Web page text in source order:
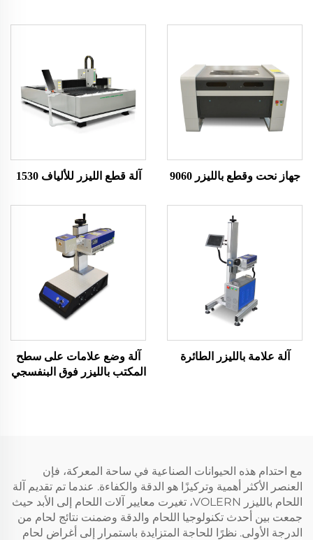
جهاز نحت وقطع بالليزر 9060 آلة قطع الليزر للألياف 1530
آلة علامة بالليزر الطائرة
آلة وضع علامات على سطح
المكتب بالليزر فوق البنفسجي
مع احتدام هذه الحيوانات الصناعية في ساحة المعركة، فإن
العنصر الأكثر أهمية وتركيزًا هو الدقة والكفاءة. عندما تم تقديم آلة
اللحام بالليزر VOLERN، تغيرت معايير آلات اللحام إلى الأبد حيث
جمعت بين أحدث تكنولوجيا اللحام والدقة وضمنت نتائج لحام من
الدرجة الأولى. نظرًا للحاجة المتزايدة باستمرار إلى أغراض لحام